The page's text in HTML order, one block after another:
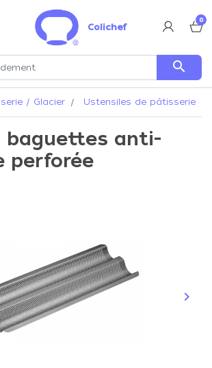
Colichef
0
search
/ Glacier Ustensiles de pâtisserie
baguettes anti-
perforée
keyboard_arrow_right